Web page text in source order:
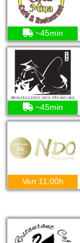
~45min
~45min
Ven 11:00h